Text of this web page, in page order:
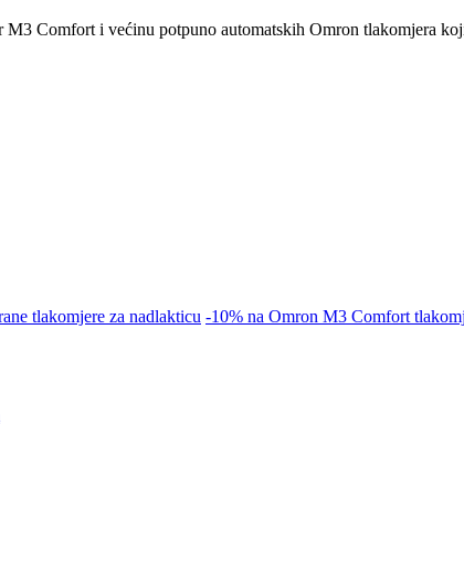
Comfort i većinu potpuno automatskih Omron tlakomjera
tlakomjere za nadlakticu -10% na Omron M3 Comfort